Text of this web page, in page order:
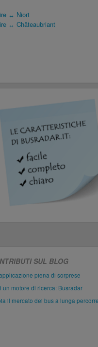
↔ Niort
↔ Châteaubriant
SUL BLOG
piena di sorprese
un motore di ricerca: Busradar
il mercato dei bus a lunga